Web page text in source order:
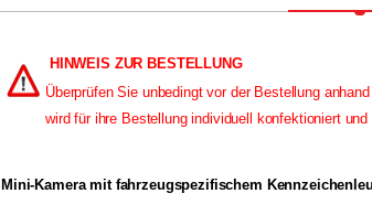
HINWEIS ZUR BESTELLUNG
Überprüfen Sie unbedingt vor der Bestellung
wird für ihre Bestellung individuell konfektioniert
Mini-Kamera mit fahrzeugspezifischem